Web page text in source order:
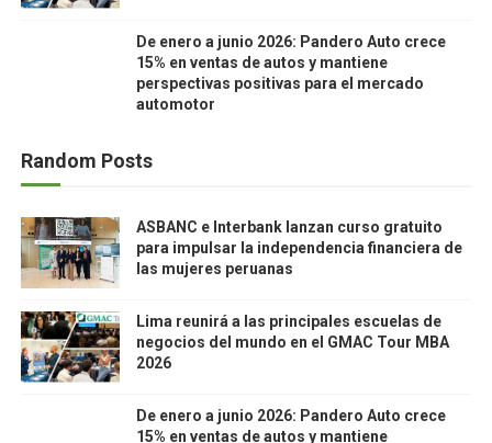
De enero a junio 2026: Pandero Auto crece
15% en ventas de autos y mantiene
perspectivas positivas para el mercado
automotor
Random Posts
ASBANC e Interbank lanzan curso gratuito
para impulsar la independencia financiera de
las mujeres peruanas
Lima reunirá a las principales escuelas de
negocios del mundo en el GMAC Tour MBA
2026
De enero a junio 2026: Pandero Auto crece
15% en ventas de autos y mantiene